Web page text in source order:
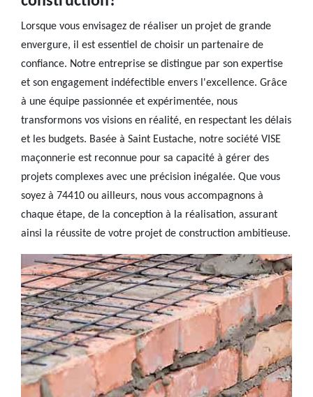
Lorsque vous envisagez de réaliser un projet de grande
envergure, il est essentiel de choisir un partenaire de
confiance. Notre entreprise se distingue par son expertise
et son engagement indéfectible envers l'excellence. Grâce
à une équipe passionnée et expérimentée, nous
transformons vos visions en réalité, en respectant les délais
et les budgets. Basée à Saint Eustache, notre société VISE
maçonnerie est reconnue pour sa capacité à gérer des
projets complexes avec une précision inégalée. Que vous
soyez à 74410 ou ailleurs, nous vous accompagnons à
chaque étape, de la conception à la réalisation, assurant
ainsi la réussite de votre projet de construction ambitieuse.